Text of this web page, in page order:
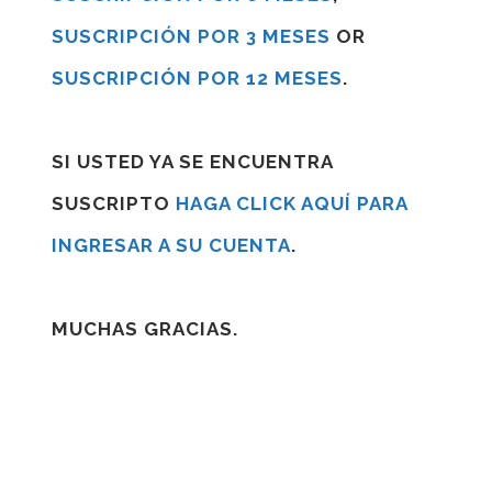
SUSCRIPCIÓN POR 3 MESES OR
SUSCRIPCIÓN POR 12 MESES.
SI USTED YA SE ENCUENTRA
SUSCRIPTO HAGA CLICK AQUÍ PARA
INGRESAR A SU CUENTA.
MUCHAS GRACIAS.